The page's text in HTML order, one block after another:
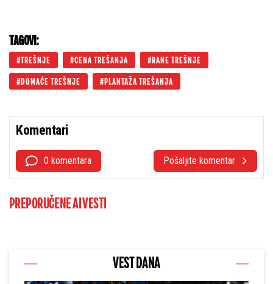
TAGOVI:
TREŠNJE CENA TREŠANJA RANE TREŠNJE
DOMAĆE TREŠNJE PLANTAŽA TREŠANJA
Komentari
0 komentara Pošaljite komentar
PREPORUČENE AI VESTI
VEST DANA